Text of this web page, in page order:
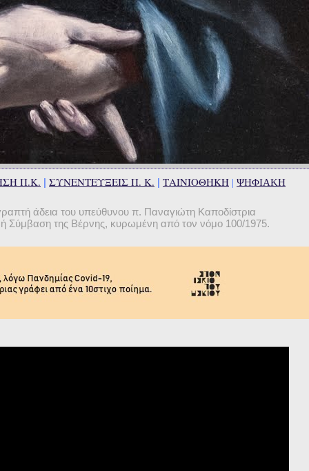
Π.Κ. | ΣΥΝΕΝΤΕΥΞΕΙΣ Π. Κ. | ΤΑΙΝΙΟΘΗΚΗ | ΨΗΦΙΑΚΗ
άδεια του υπεύθυνου π. Παναγιώτη Καποδίστρια
Σύμβαση της Βέρνης, κυρωμένη από τον νόμο 100/1975.